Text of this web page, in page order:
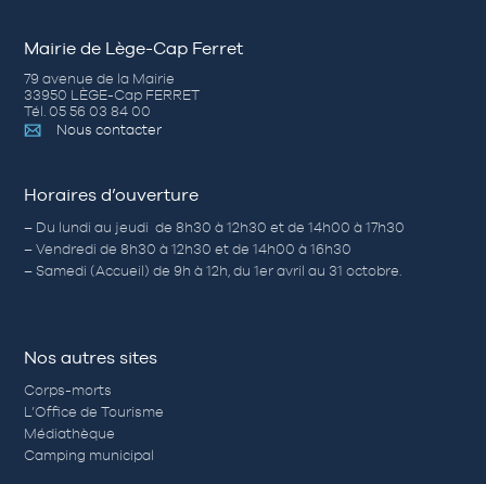
Mairie de Lège-Cap Ferret
79 avenue de la Mairie
33950 LÈGE-Cap FERRET
Tél. 05 56 03 84 00
Nous contacter
Horaires d’ouverture
– Du lundi au jeudi de 8h30 à 12h30 et de 14h00 à 17h30
– Vendredi de 8h30 à 12h30 et de 14h00 à 16h30
– Samedi (Accueil) de 9h à 12h, du 1er avril au 31 octobre.
Nos autres sites
Corps-morts
L’Office de Tourisme
Médiathèque
Camping municipal